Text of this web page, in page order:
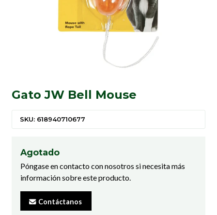
Gato JW Bell Mouse
SKU: 618940710677
Agotado
Póngase en contacto con nosotros si necesita más
información sobre este producto.
Contáctanos